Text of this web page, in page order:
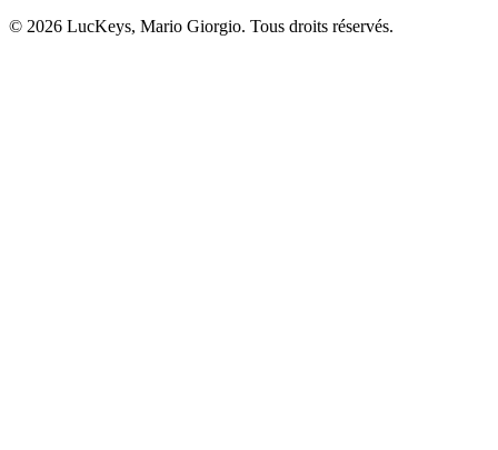
© 2026 LucKeys, Mario Giorgio. Tous droits réservés.